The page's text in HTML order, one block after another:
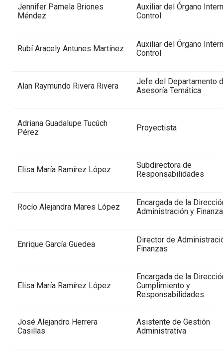
Jennifer Pamela Briones
Méndez
Auxiliar del Órgano
Control
Rubí Aracely Antunes Martínez
Auxiliar del Órgano
Control
Alan Raymundo Rivera Rivera
Jefe del Departamento
Asesoría Temática
Adriana Guadalupe Tucúch
Pérez
Proyectista
Elisa María Ramírez López
Subdirectora de
Responsabilidades
Rocío Alejandra Mares López
Encargada de la
Administración y
Enrique García Guedea
Director de
Finanzas
Elisa María Ramírez López
Encargada de la
Cumplimiento y
Responsabilidades
José Alejandro Herrera
Casillas
Asistente de Gestión
Administrativa